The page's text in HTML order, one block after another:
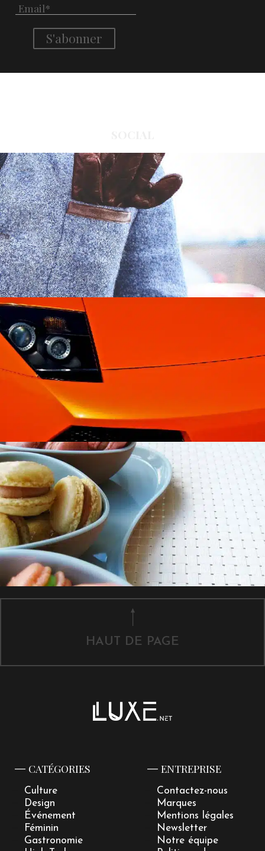
HAUT DE PAGE
CATÉGORIES
Culture
Design
Événement
Féminin
Gastronomie
ENTREPRISE
Contactez-nous
Marques
Mentions légales
Newsletter
Notre équipe